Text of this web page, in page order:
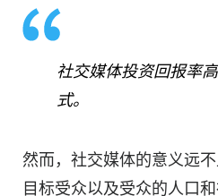
社交媒体投资回报率
式。
然而，社交媒体的意义远
目标受众以及受众的人口